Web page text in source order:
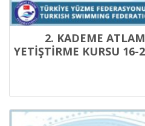
2. KADEME
YETİŞTİRME KURSU 16-